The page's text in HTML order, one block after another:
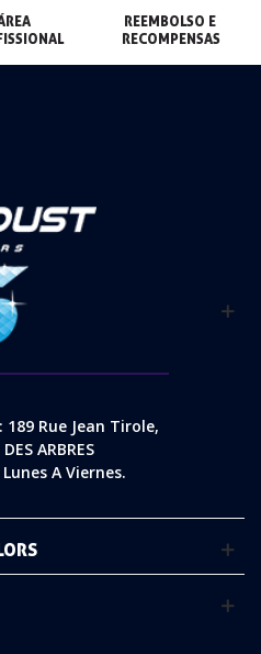
REEMBOLSO E
RECOMPENSAS
Rue Jean Tirole,
ARBRES
A Viernes.